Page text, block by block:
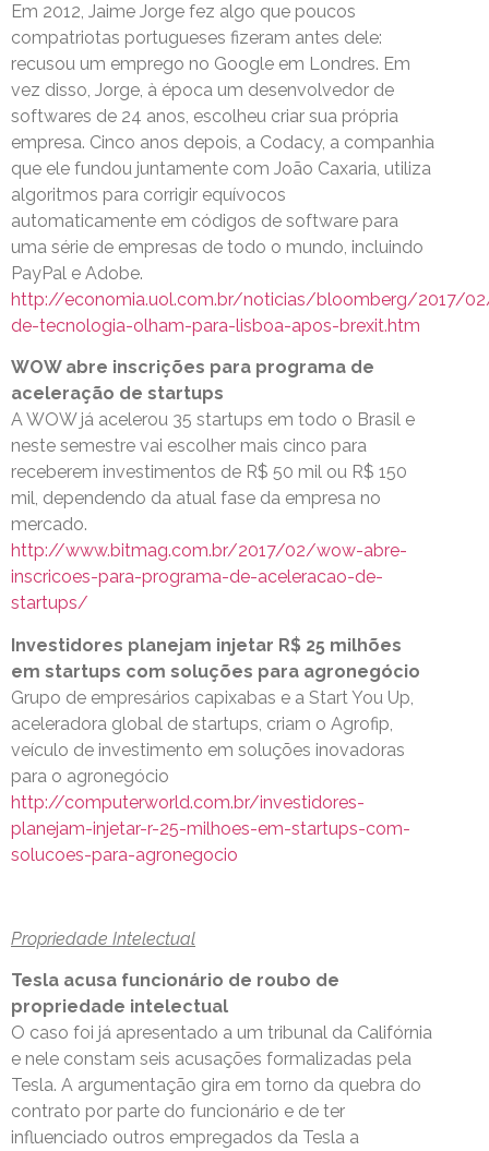
Em 2012, Jaime Jorge fez algo que poucos
compatriotas portugueses fizeram antes dele:
recusou um emprego no Google em Londres. Em
vez disso, Jorge, à época um desenvolvedor de
softwares de 24 anos, escolheu criar sua própria
empresa. Cinco anos depois, a Codacy, a companhia
que ele fundou juntamente com João Caxaria, utiliza
algoritmos para corrigir equívocos
automaticamente em códigos de software para
uma série de empresas de todo o mundo, incluindo
PayPal e Adobe.
http://economia.uol.com.br/noticias/bloomberg/2017/
de-tecnologia-olham-para-lisboa-apos-brexit.htm
WOW abre inscrições para programa de
aceleração de startups
A WOW já acelerou 35 startups em todo o Brasil e
neste semestre vai escolher mais cinco para
receberem investimentos de R$ 50 mil ou R$ 150
mil, dependendo da atual fase da empresa no
mercado.
http://www.bitmag.com.br/2017/02/wow-abre-
inscricoes-para-programa-de-aceleracao-de-
startups/
Investidores planejam injetar R$ 25 milhões
em startups com soluções para agronegócio
Grupo de empresários capixabas e a Start You Up,
aceleradora global de startups, criam o Agrofip,
veículo de investimento em soluções inovadoras
para o agronegócio
http://computerworld.com.br/investidores-
planejam-injetar-r-25-milhoes-em-startups-com-
solucoes-para-agronegocio
Propriedade Intelectual
Tesla acusa funcionário de roubo de
propriedade intelectual
O caso foi já apresentado a um tribunal da Califórnia
e nele constam seis acusações formalizadas pela
Tesla. A argumentação gira em torno da quebra do
contrato por parte do funcionário e de ter
influenciado outros empregados da Tesla a